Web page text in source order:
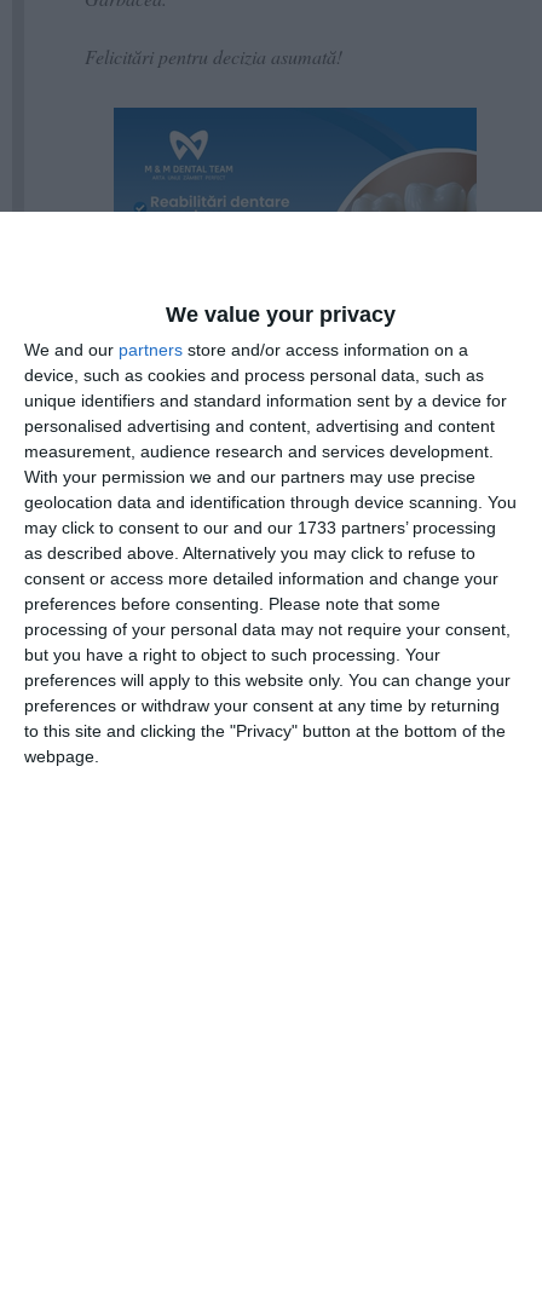
We value your privacy
We and our partners store and/or access information on a
device, such as cookies and process personal data, such as
unique identifiers and standard information sent by a device for
personalised advertising and content, advertising and content
measurement, audience research and services development.
With your permission we and our partners may use precise
geolocation data and identification through device scanning. You
may click to consent to our and our 1733 partners’ processing
as described above. Alternatively you may click to refuse to
consent or access more detailed information and change your
preferences before consenting.
Please note that some
processing of your personal data may not require your consent,
but you have a right to object to such processing. Your
preferences will apply to this website only. You can change your
preferences or withdraw your consent at any time by returning
to this site and clicking the "Privacy" button at the bottom of the
webpage.
Felicitări pentru decizia asumată!
Asta înseamnă o conducere în instituție care
vrea să colaboreze cu românii preocupați de
pădurile noastre.
Asta înseamnă transparență. Asta înseamnă
control real pe teren”.
Citește și: